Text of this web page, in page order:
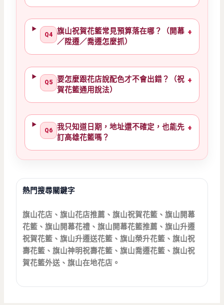
Q4
旗山祝賀花籃常見預算落在哪？（開幕
／陞遷／喬遷怎麼抓）
+
Q5
要怎麼跟花店說配色才不會出錯？（祝
賀花籃通用說法）
+
Q6
我只知道日期，地址還不確定，也能先
訂高雄花籃嗎？
+
熱門搜尋關鍵字
旗山花店、旗山花店推薦、旗山祝賀花籃、旗山開幕
花籃、旗山開幕花禮、旗山開幕花籃推薦、旗山升遷
祝賀花籃、旗山升遷送花籃、旗山榮升花籃、旗山祝
壽花籃、旗山神明祝壽花籃、旗山喬遷花籃、旗山祝
賀花籃外送、旗山在地花店。